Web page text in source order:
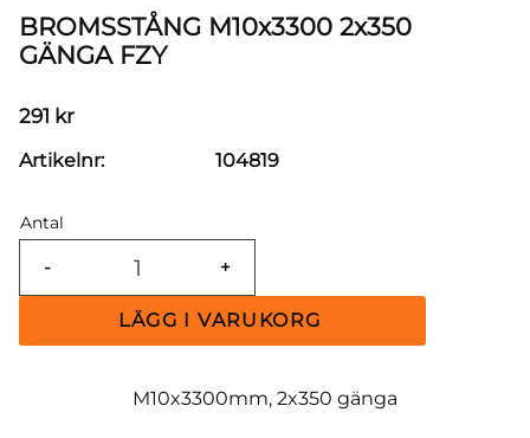
BROMSSTÅNG M10x3300 2x350
GÄNGA FZY
291 kr
Antal
+
-
Artikelnr 104819
M10x3300mm, 2x350 gänga